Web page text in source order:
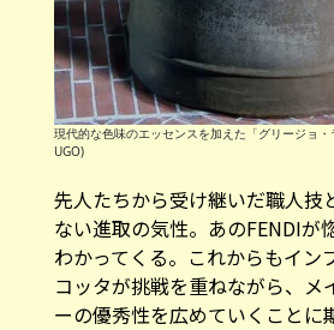
現代的な色味のエッセンスを加えた「グリージョ
UGO)
先人たちから受け継いだ職人技
ない進取の気性。あのFENDIが
わかってくる。これからもイン
コッタが挑戦を重ねながら、メ
ーの優秀性を広めていくことに